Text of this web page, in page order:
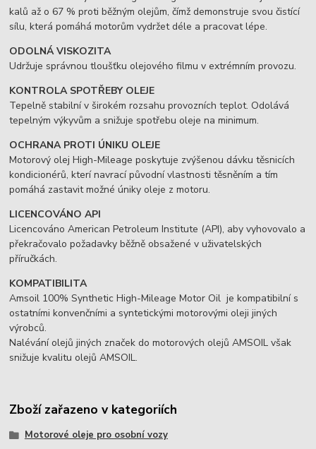
kalů až o 67 % proti běžným olejům, čímž demonstruje svou čistící
sílu, která pomáhá motorům vydržet déle a pracovat lépe.
ODOLNÁ VISKOZITA
Udržuje správnou tloušťku olejového filmu v extrémním provozu.
KONTROLA SPOTŘEBY OLEJE
Tepelně stabilní v širokém rozsahu provozních teplot. Odolává
tepelným výkyvům a snižuje spotřebu oleje na minimum.
OCHRANA PROTI ÚNIKU OLEJE
Motorový olej High-Mileage poskytuje zvýšenou dávku těsnicích
kondicionérů, kterí navrací původní vlastnosti těsněním a tím
pomáhá zastavit možné úniky oleje z motoru.
LICENCOVÁNO API
Licencováno American Petroleum Institute (API), aby vyhovovalo a
překračovalo požadavky běžně obsažené v uživatelských
příručkách.
KOMPATIBILITA
Amsoil 100% Synthetic High-Mileage Motor Oil je kompatibilní s
ostatními konvenčními a syntetickými motorovými oleji jiných
výrobců.
Nalévání olejů jiných značek do motorových olejů AMSOIL však
snižuje kvalitu olejů AMSOIL.
Zboží zařazeno v kategoriích
Motorové oleje pro osobní vozy